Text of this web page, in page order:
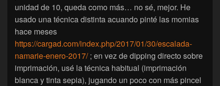
unidad de 10, queda como más… no sé, mejor. He
usado una técnica distinta acuando pinté las momias
hace meses
https://cargad.com/index.php/2017/01/30/escalada-
namarie-enero-2017/; en vez de dipping directo sobre
imprimación, usé la técnica habitual (imprimación
blanca y tinta sepia), jugando un poco con más pincel